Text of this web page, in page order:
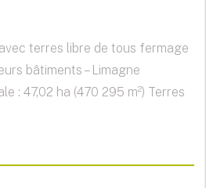
terres libre de tous fermage
bâtiments – Limagne
: 47,02 ha (470 295 m²) Terres